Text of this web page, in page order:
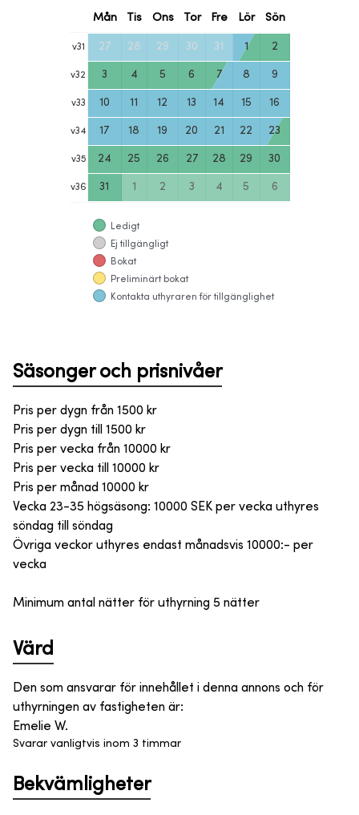
Mån Tis Ons Tor Fre Lör Sön
v31 27 28 29 30 31 1 2
v32 3 4 5 6 7 8 9
v33 10 11 12 13 14 15 16
v34 17 18 19 20 21 22 23
v35 24 25 26 27 28 29 30
v36 31 1 2 3 4 5 6
Ledigt
Ej tillgängligt
Bokat
Preliminärt bokat
Kontakta uthyraren för tillgänglighet
Säsonger och prisnivåer
Pris per dygn från 1500 kr
Pris per dygn till
1500 kr
Pris per vecka från 10000 kr
Pris per vecka till
10000 kr
Pris per månad 10000 kr
Vecka 23-35 högsäsong: 10000 SEK per vecka uthyres
söndag till söndag
Övriga veckor uthyres endast månadsvis 10000:- per
vecka
Minimum antal nätter för uthyrning 5 nätter
Värd
Den som ansvarar för innehållet i denna annons och för
uthyrningen av fastigheten är:
Emelie W.
Svarar vanligtvis inom 3 timmar
Bekvämligheter